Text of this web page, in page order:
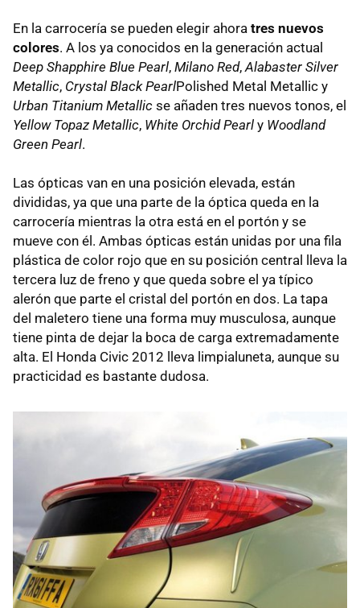
En la carrocería se pueden elegir ahora tres nuevos
colores. A los ya conocidos en la generación actual
Deep Shapphire Blue Pearl, Milano Red, Alabaster Silver
Metallic, Crystal Black PearlPolished Metal Metallic y
Urban Titanium Metallic se añaden tres nuevos tonos, el
Yellow Topaz Metallic, White Orchid Pearl y Woodland
Green Pearl.
Las ópticas van en una posición elevada, están
divididas, ya que una parte de la óptica queda en la
carrocería mientras la otra está en el portón y se
mueve con él. Ambas ópticas están unidas por una fila
plástica de color rojo que en su posición central lleva la
tercera luz de freno y que queda sobre el ya típico
alerón que parte el cristal del portón en dos. La tapa
del maletero tiene una forma muy musculosa, aunque
tiene pinta de dejar la boca de carga extremadamente
alta. El Honda Civic 2012 lleva limpialuneta, aunque su
practicidad es bastante dudosa.